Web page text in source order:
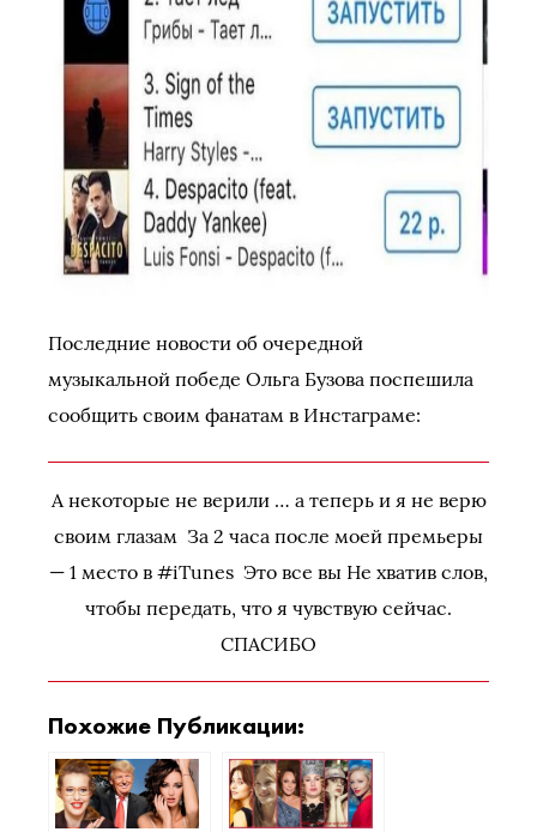
Последние новости об очередной
музыкальной победе Ольга Бузова поспешила
сообщить своим фанатам в Инстаграме:
А некоторые не верили … а теперь и я не верю
своим глазам За 2 часа после моей премьеры
— 1 место в #iTunes Это все вы Не хватив слов,
чтобы передать, что я чувствую сейчас.
СПАСИБО
Похожие Публикации: